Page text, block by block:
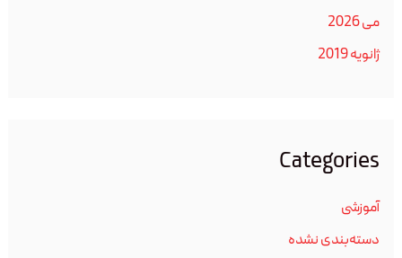
می 2026
ژانویه 2019
Categories
آموزشی
دسته‌بندی نشده